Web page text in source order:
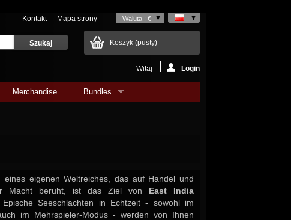
Waluta : €
Kontakt Mapa strony
Koszyk (pusty)
Witaj Login
Merchandise Bundles
eines eigenen Weltreiches, das auf Handel und
Macht beruht, ist das Ziel von East India
Seeschlachten in Echtzeit - sowohl im
im Mehrspieler-Modus - werden von Ihnen